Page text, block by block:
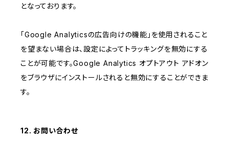
となっております。
「Google Analyticsの広告向けの機能」を使用されること
を望まない場合は、設定によってトラッキングを無効にする
ことが可能です。Google Analytics オプトアウト アドオン
をブラウザにインストールされると無効にすることができま
す。
12. お問い合わせ